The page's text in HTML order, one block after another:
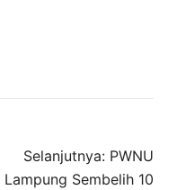
Selanjutnya: PWNU
Lampung Sembelih 10